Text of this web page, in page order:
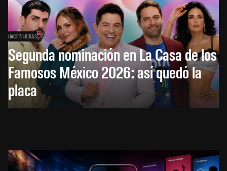
HACE 5 HORAS
Segunda nominación en La Casa de los
Famosos México 2026: así quedó la
placa